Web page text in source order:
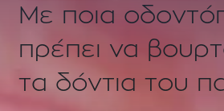
Με ποια
πρέπει να
τα δόντια του